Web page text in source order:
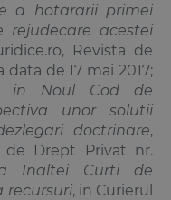
a hotararii primei
acestei
Revista de
de 17 mai 2017;
in Noul Cod de
unor solutii
doctrinare,
de Drept Privat nr.
Inaltei Curti de
recursuri, in Curierul